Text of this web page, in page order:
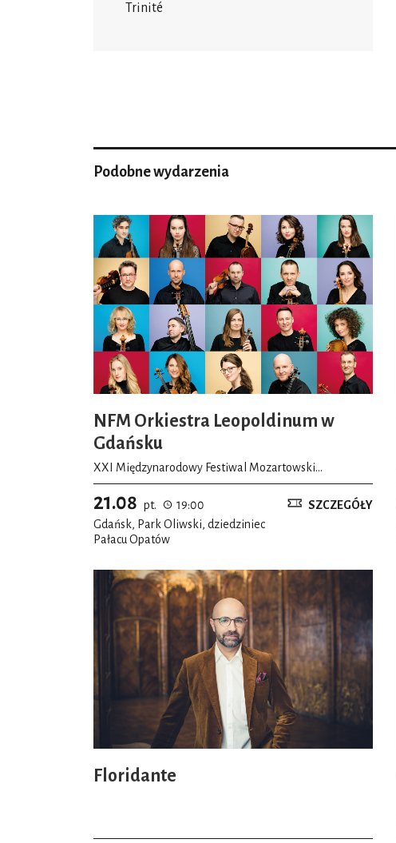
Trinité
Podobne wydarzenia
NFM Orkiestra Leopoldinum w
Gdańsku
XXI Międzynarodowy Festiwal Mozartowski
Mozartiana
21.08 pt.
19:00
Gdańsk, Park Oliwski, dziedziniec
Pałacu Opatów
SZCZEGÓŁY
Floridante